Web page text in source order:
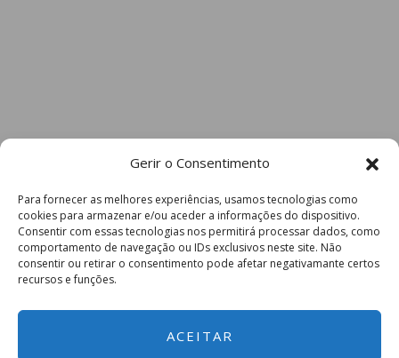
Gerir o Consentimento
Para fornecer as melhores experiências, usamos tecnologias como
cookies para armazenar e/ou aceder a informações do dispositivo.
Consentir com essas tecnologias nos permitirá processar dados, como
comportamento de navegação ou IDs exclusivos neste site. Não
consentir ou retirar o consentimento pode afetar negativamante certos
recursos e funções.
ACEITAR